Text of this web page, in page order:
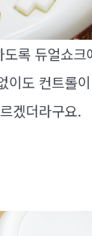
록 듀얼쇼
이도 컨트롤
겠더라구요.